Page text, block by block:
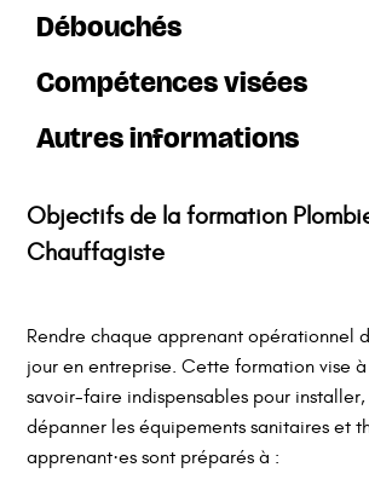
Débouchés
Compétences visées
Autres informations
Objectifs de la formation
Chauffagiste
Rendre chaque apprenant opérationnel
jour en entreprise. Cette formation vise
savoir-faire indispensables pour
dépanner les équipements sanitaires et
apprenant·es sont préparés à :
Permis B
Bootcamp
Contrôle continu
Mise en Situation
Inscriptions ouvertes toute
Aucun coût pour l’apprenant·e.